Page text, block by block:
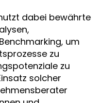
dabei bewährte
um
zu
zu
solcher